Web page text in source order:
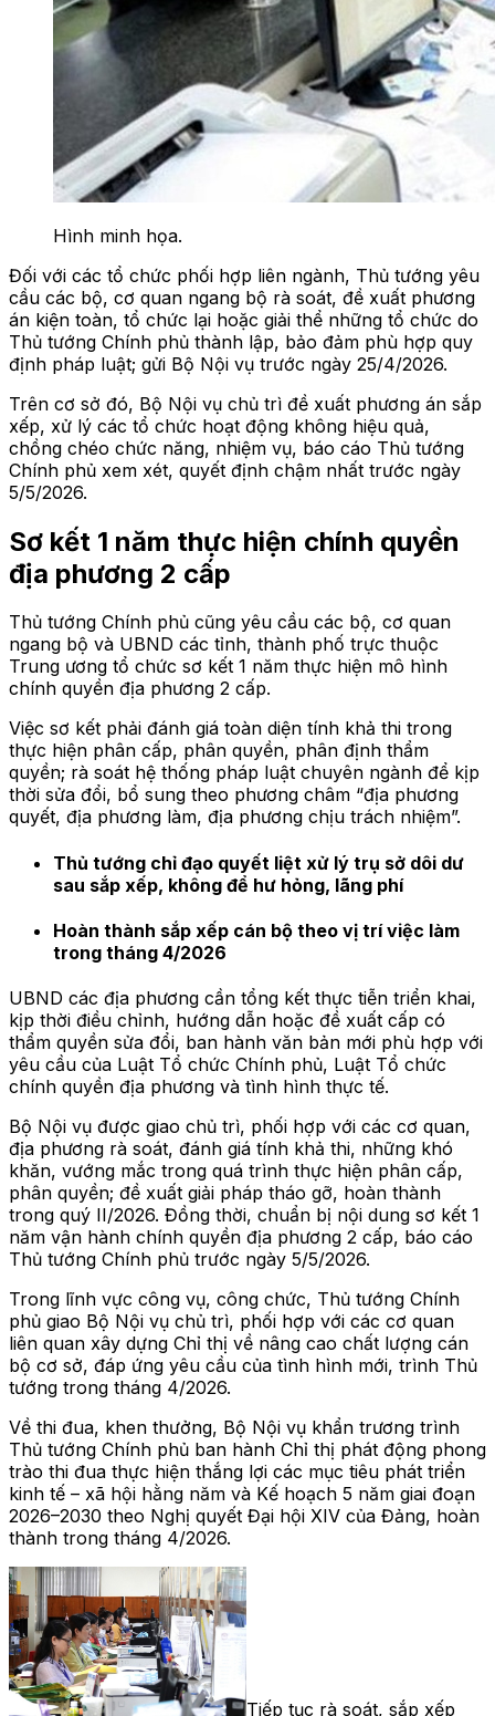
Hình minh họa.
Đối với các tổ chức phối hợp liên ngành, Thủ tướng yêu
cầu các bộ, cơ quan ngang bộ rà soát, đề xuất phương
án kiện toàn, tổ chức lại hoặc giải thể những tổ chức do
Thủ tướng Chính phủ thành lập, bảo đảm phù hợp quy
định pháp luật; gửi Bộ Nội vụ trước ngày 25/4/2026.
Trên cơ sở đó, Bộ Nội vụ chủ trì đề xuất phương án sắp
xếp, xử lý các tổ chức hoạt động không hiệu quả,
chồng chéo chức năng, nhiệm vụ, báo cáo Thủ tướng
Chính phủ xem xét, quyết định chậm nhất trước ngày
5/5/2026.
Sơ kết 1 năm thực hiện chính quyền
địa phương 2 cấp
Thủ tướng Chính phủ cũng yêu cầu các bộ, cơ quan
ngang bộ và UBND các tỉnh, thành phố trực thuộc
Trung ương tổ chức sơ kết 1 năm thực hiện mô hình
chính quyền địa phương 2 cấp.
Việc sơ kết phải đánh giá toàn diện tính khả thi trong
thực hiện phân cấp, phân quyền, phân định thẩm
quyền; rà soát hệ thống pháp luật chuyên ngành để kịp
thời sửa đổi, bổ sung theo phương châm “địa phương
quyết, địa phương làm, địa phương chịu trách nhiệm”.
Thủ tướng chỉ đạo quyết liệt xử lý trụ sở dôi dư
sau sắp xếp, không để hư hỏng, lãng phí
Hoàn thành sắp xếp cán bộ theo vị trí việc làm
trong tháng 4/2026
UBND các địa phương cần tổng kết thực tiễn triển khai,
kịp thời điều chỉnh, hướng dẫn hoặc đề xuất cấp có
thẩm quyền sửa đổi, ban hành văn bản mới phù hợp với
yêu cầu của Luật Tổ chức Chính phủ, Luật Tổ chức
chính quyền địa phương và tình hình thực tế.
Bộ Nội vụ được giao chủ trì, phối hợp với các cơ quan,
địa phương rà soát, đánh giá tính khả thi, những khó
khăn, vướng mắc trong quá trình thực hiện phân cấp,
phân quyền; đề xuất giải pháp tháo gỡ, hoàn thành
trong quý II/2026. Đồng thời, chuẩn bị nội dung sơ kết 1
năm vận hành chính quyền địa phương 2 cấp, báo cáo
Thủ tướng Chính phủ trước ngày 5/5/2026.
Trong lĩnh vực công vụ, công chức, Thủ tướng Chính
phủ giao Bộ Nội vụ chủ trì, phối hợp với các cơ quan
liên quan xây dựng Chỉ thị về nâng cao chất lượng cán
bộ cơ sở, đáp ứng yêu cầu của tình hình mới, trình Thủ
tướng trong tháng 4/2026.
Về thi đua, khen thưởng, Bộ Nội vụ khẩn trương trình
Thủ tướng Chính phủ ban hành Chỉ thị phát động phong
trào thi đua thực hiện thắng lợi các mục tiêu phát triển
kinh tế – xã hội hằng năm và Kế hoạch 5 năm giai đoạn
2026–2030 theo Nghị quyết Đại hội XIV của Đảng, hoàn
thành trong tháng 4/2026.
Tiếp tục rà soát, sắp xếp